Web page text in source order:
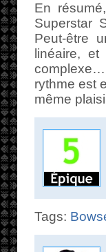
En
Superstar
Peut-être
linéaire,
complexe…
rythme est
même
Tags: